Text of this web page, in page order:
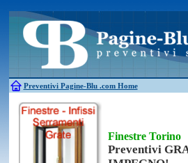
Preventivi Pagine-Blu .com Home
Antifurti
Allarme
Bagni chimici
Edilizia
Caldaie
Falegnami
Canne fumarie
Finestre Torino
Preventivi